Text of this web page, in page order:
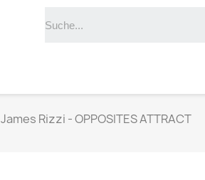
James Rizzi - OPPOSITES ATTRACT